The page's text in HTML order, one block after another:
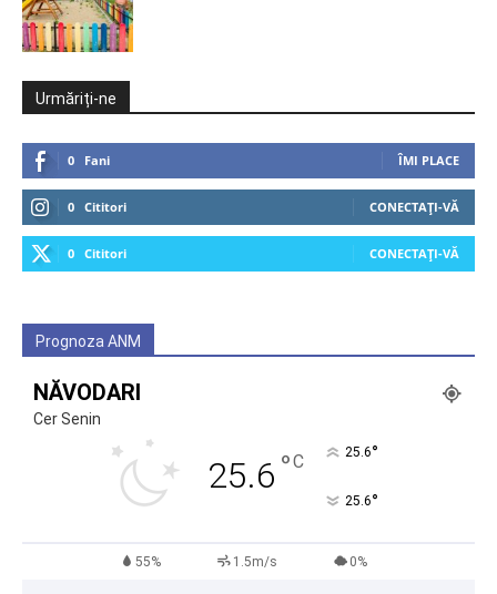
Urmăriți-ne
0 Fani ÎMI PLACE
0 Cititori CONECTAȚI-VĂ
0 Cititori CONECTAȚI-VĂ
Prognoza ANM
NĂVODARI
Cer Senin
25.6 °C 25.6°
25.6°
55% 1.5m/s 0%